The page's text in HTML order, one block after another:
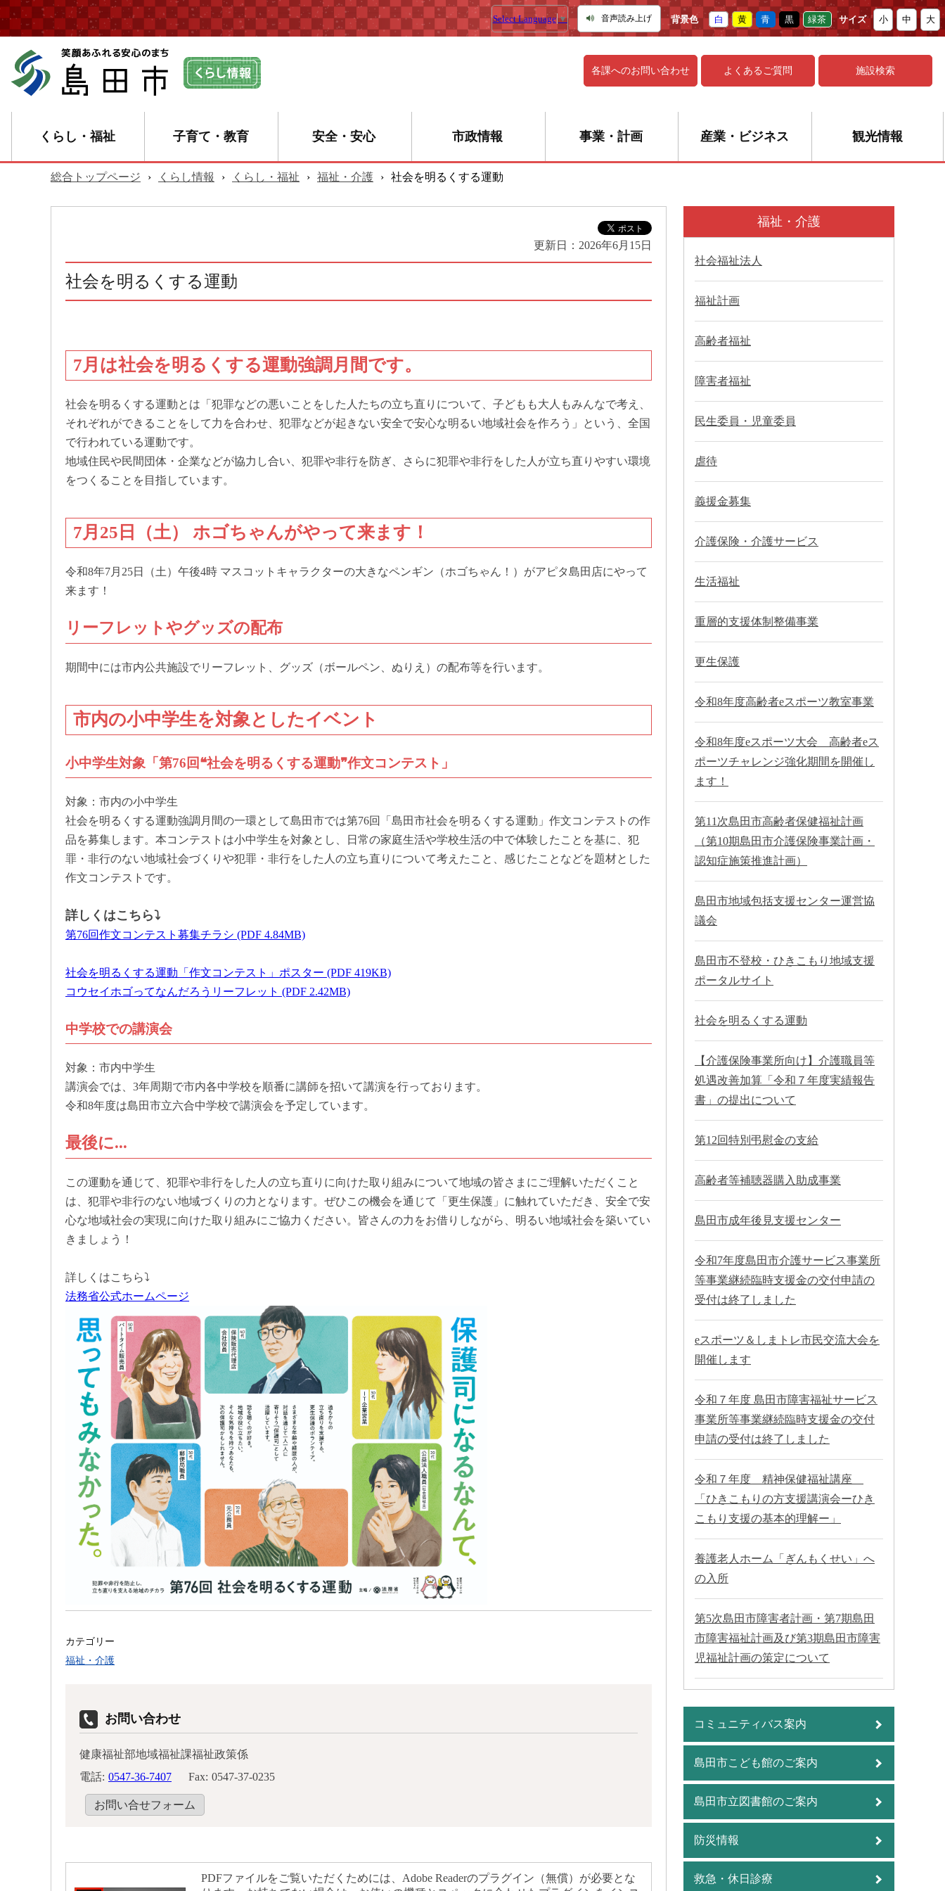
Select Language ▼ 音声読み上げ 背景色 白 黄 青 黒 緑茶 サイズ 小 中 大
各課へのお問い合わせ よくあるご質問 施設検索
くらし・福祉 子育て・教育 安全・安心 市政情報 事業・計画 産業・ビジネス 観光情報
総合トップページ › くらし情報 › くらし・福祉 › 福祉・介護 › 社会を明るくする運動
更新日： 2026年6月15日
社会を明るくする運動
7月は社会を明るくする運動強調月間です。
社会を明るくする運動とは「犯罪などの悪いことをした人たちの立ち直りについて、子どもも大人もみんなで考え、
それぞれができることをして力を合わせ、犯罪などが起きない安全で安心な明るい地域社会を作ろう」という、全国
で行われている運動です。
地域住民や民間団体・企業などが協力し合い、犯罪や非行を防ぎ、さらに犯罪や非行をした人が立ち直りやすい環境
をつくることを目指しています。
7月25日（土） ホゴちゃんがやって来ます！
令和8年7月25日（土）午後4時 マスコットキャラクターの大きなペンギン（ホゴちゃん！）がアピタ島田店にやって
来ます！
リーフレットやグッズの配布
期間中には市内公共施設でリーフレット、グッズ（ボールペン、ぬりえ）の配布等を行います。
市内の小中学生を対象としたイベント
小中学生対象「第76回❝社会を明るくする運動❞作文コンテスト」
対象：市内の小中学生
社会を明るくする運動強調月間の一環として島田市では第76回「島田市社会を明るくする運動」作文コンテストの作
品を募集します。本コンテストは小中学生を対象とし、日常の家庭生活や学校生活の中で体験したことを基に、犯
罪・非行のない地域社会づくりや犯罪・非行をした人の立ち直りについて考えたこと、感じたことなどを題材とした
作文コンテストです。
詳しくはこちら⤵
第76回作文コンテスト募集チラシ (PDF 4.84MB)
社会を明るくする運動「作文コンテスト」ポスター (PDF 419KB)
コウセイホゴってなんだろうリーフレット (PDF 2.42MB)
中学校での講演会
対象：市内中学生
講演会では、3年周期で市内各中学校を順番に講師を招いて講演を行っております。
令和8年度は島田市立六合中学校で講演会を予定しています。
最後に...
この運動を通じて、犯罪や非行をした人の立ち直りに向けた取り組みについて地域の皆さまにご理解いただくこと
は、犯罪や非行のない地域づくりの力となります。ぜひこの機会を通じて「更生保護」に触れていただき、安全で安
心な地域社会の実現に向けた取り組みにご協力ください。皆さんの力をお借りしながら、明るい地域社会を築いてい
きましょう！
詳しくはこちら⤵
法務省公式ホームページ
カテゴリー
福祉・介護
お問い合わせ
健康福祉部地域福祉課福祉政策係
電話: 0547-36-7407 Fax: 0547-37-0235
お問い合せフォーム
PDFファイルをご覧いただくためには、Adobe Readerのプラグイン（無償）が必要とな
福祉・介護
社会福祉法人
福祉計画
高齢者福祉
障害者福祉
民生委員・児童委員
虐待
義援金募集
介護保険・介護サービス
生活福祉
重層的支援体制整備事業
更生保護
令和8年度高齢者eスポーツ教室事業
令和8年度eスポーツ大会 高齢者eス
ポーツチャレンジ強化期間を開催し
ます！
第11次島田市高齢者保健福祉計画
（第10期島田市介護保険事業計画・
認知症施策推進計画）
島田市地域包括支援センター運営協
議会
島田市不登校・ひきこもり地域支援
ポータルサイト
社会を明るくする運動
【介護保険事業所向け】介護職員等
処遇改善加算「令和７年度実績報告
書」の提出について
第12回特別弔慰金の支給
高齢者等補聴器購入助成事業
島田市成年後見支援センター
令和7年度島田市介護サービス事業所
等事業継続臨時支援金の交付申請の
受付は終了しました
eスポーツ＆しまトレ市民交流大会を
開催します
令和７年度 島田市障害福祉サービス
事業所等事業継続臨時支援金の交付
申請の受付は終了しました
令和７年度 精神保健福祉講座
「ひきこもりの方支援講演会ーひき
こもり支援の基本的理解ー」
養護老人ホーム「ぎんもくせい」へ
の入所
第5次島田市障害者計画・第7期島田
市障害福祉計画及び第3期島田市障害
児福祉計画の策定について
コミュニティバス案内
島田市こども館のご案内
島田市立図書館のご案内
防災情報
救急・休日診療